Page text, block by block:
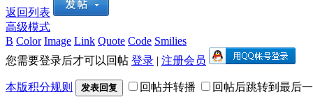
返回列表
高级模式
B Color Image Link Quote Code Smilies
您需要登录后才可以回帖 登录 | 注册会员
本版积分规则 发表回复 回帖并转播 回帖后跳转到最后